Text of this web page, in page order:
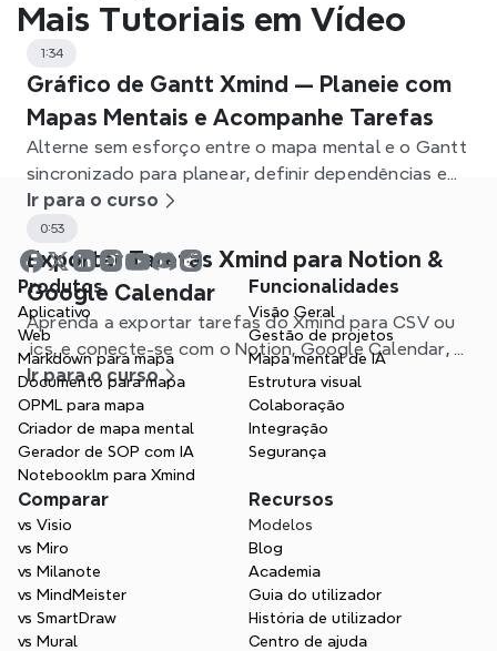
Mais Tutoriais em Vídeo
1:34
Gráfico de Gantt Xmind — Planeie com
Mapas Mentais e Acompanhe Tarefas
Alterne sem esforço entre o mapa mental e o Gantt
sincronizado para planear, definir dependências e
acompanhar projetos no Xmind.
Ir para o curso
0:53
Exportar Tarefas Xmind para Notion &
Google Calendar
Aprenda a exportar tarefas do Xmind para CSV ou
.ics, e conecte-se com o Notion, Google Calendar, e
outras apps para otimizar seu fluxo de trabalho.
Ir para o curso
Produtos
Aplicativo
Web
Markdown para mapa
Documento para mapa
OPML para mapa
Criador de mapa mental
Gerador de SOP com IA
Notebooklm para Xmind
Funcionalidades
Visão Geral
Gestão de projetos
Mapa mental de IA
Estrutura visual
Colaboração
Integração
Segurança
Comparar
vs Visio
vs Miro
vs Milanote
vs MindMeister
vs SmartDraw
vs Mural
Recursos
Modelos
Blog
Academia
Guia do utilizador
História de utilizador
Centro de ajuda